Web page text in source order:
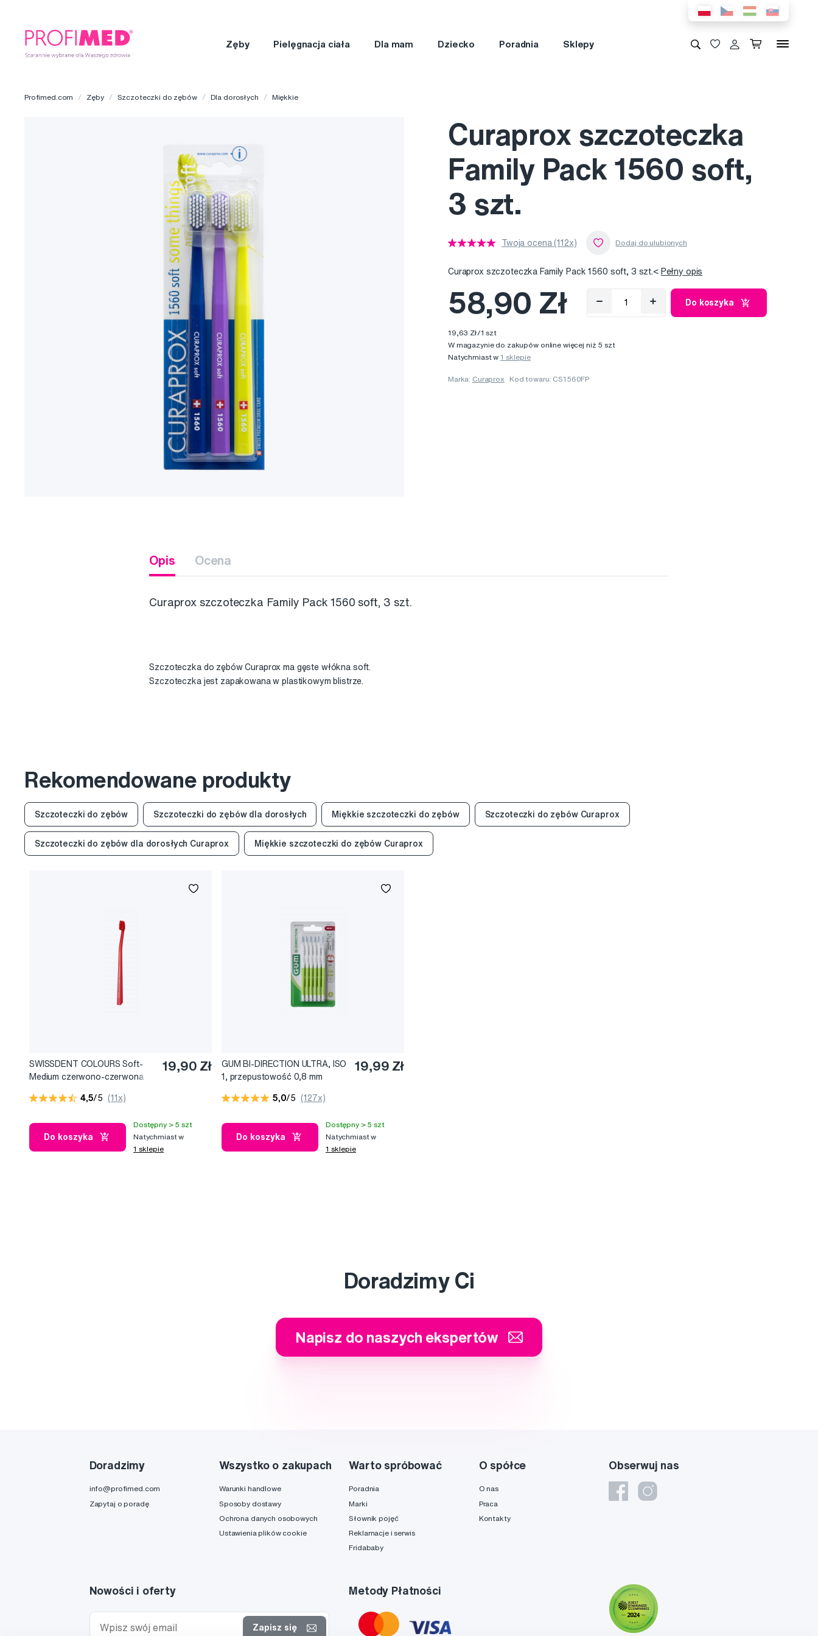
Zęby Pielęgnacja ciała Dla mam Dziecko Poradnia Sklepy
Profimed.com Zęby Szczoteczki do zębów Dla dorosłych Miękkie
Curaprox szczoteczka
Family Pack 1560 soft,
3 szt.
Twoja ocena (112x)
Curaprox szczoteczka Family Pack 1560 soft, 3 szt.< Pełny opis
58,90 Zł Do koszyka
19,63 Zł/1 szt
W magazynie do zakupów online więcej niż 5 szt
Natychmiast w1 sklepie
Marka: Curaprox Kod towaru: CS1560FP
Opis Ocena
Curaprox szczoteczka Family Pack 1560 soft, 3 szt.
Szczoteczka do zębów Curaprox ma gęste włókna soft.
Szczoteczka jest zapakowana w plastikowym blistrze.
Rekomendowane produkty
Szczoteczki do zębów Szczoteczki do zębów dla dorosłych Miękkie szczoteczki do zębów Szczoteczki do zębów Curaprox
Szczoteczki do zębów dla dorosłych Curaprox Miękkie szczoteczki do zębów Curaprox
SWISSDENT COLOURS Soft-
Medium czerwono-czerwona
19,90 Zł
4,5/5 (11x)
Do koszyka
Dostępny > 5 szt
Natychmiast w
1 sklepie
GUM BI-DIRECTION ULTRA, ISO
1, przepustowość 0,8 mm
6 szt
19,99 Zł
5,0/5 (127x)
Do koszyka
Dostępny > 5 szt
Natychmiast w
1 sklepie
Doradzimy Ci
Napisz do naszych ekspertów
Obserwuj nas
Doradzimy
info@profimed.com
Zapytaj o poradę
Wszystko o zakupach
Warunki handlowe
Sposoby dostawy
Ochrona danych osobowych
Ustawienia plików cookie
Warto spróbować
Poradnia
Marki
Słownik pojęć
Reklamacje i serwis
Fridababy
O spółce
O nas
Praca
Kontakty
Nowości i oferty
Zapisz się
Metody Płatności